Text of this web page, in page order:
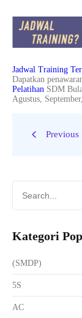
Jadwal Training
Dapatkan
Pelatihan SDM
Agustus,
Previous
Kategori
(SMDP)
5S
AC